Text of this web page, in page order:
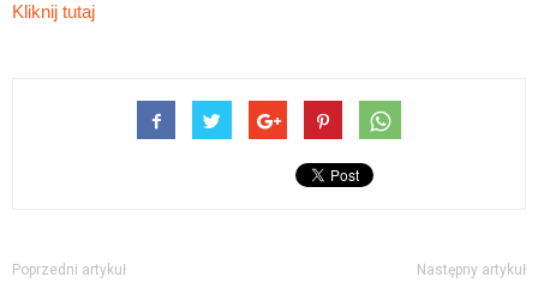
Kliknij tutaj
Poprzedni artykuł Następny artykuł